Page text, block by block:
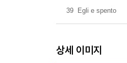
39 Egli e spento
상세 이미지